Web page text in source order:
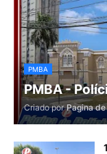
PMBA
PMBA -
Criado por Pagina